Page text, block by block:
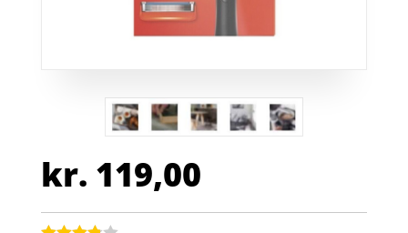
kr. 119,00